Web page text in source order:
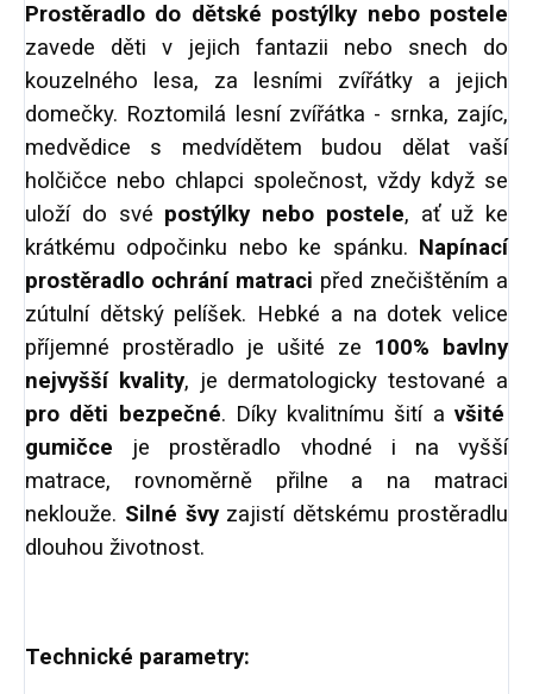
Prostěradlo do dětské postýlky nebo postele
zavede děti v jejich fantazii nebo snech do
kouzelného lesa, za lesními zvířátky a jejich
domečky. Roztomilá lesní zvířátka - srnka, zajíc,
medvědice s medvídětem budou dělat vaší
holčičce nebo chlapci společnost, vždy když se
uloží do své postýlky nebo postele, ať už ke
krátkému odpočinku nebo ke spánku. Napínací
prostěradlo ochrání matraci před znečištěním a
zútulní dětský pelíšek. Hebké a na dotek velice
příjemné prostěradlo je ušité ze 100% bavlny
nejvyšší kvality, je dermatologicky testované a
pro děti bezpečné. Díky kvalitnímu šití a všité
gumičce je prostěradlo vhodné i na vyšší
matrace, rovnoměrně přilne a na matraci
neklouže. Silné švyzajistí dětskému prostěradlu
dlouhou životnost.
Technické parametry: